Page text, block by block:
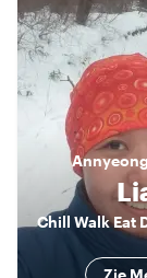
Annyeong
Chill Walk Eat
Zie